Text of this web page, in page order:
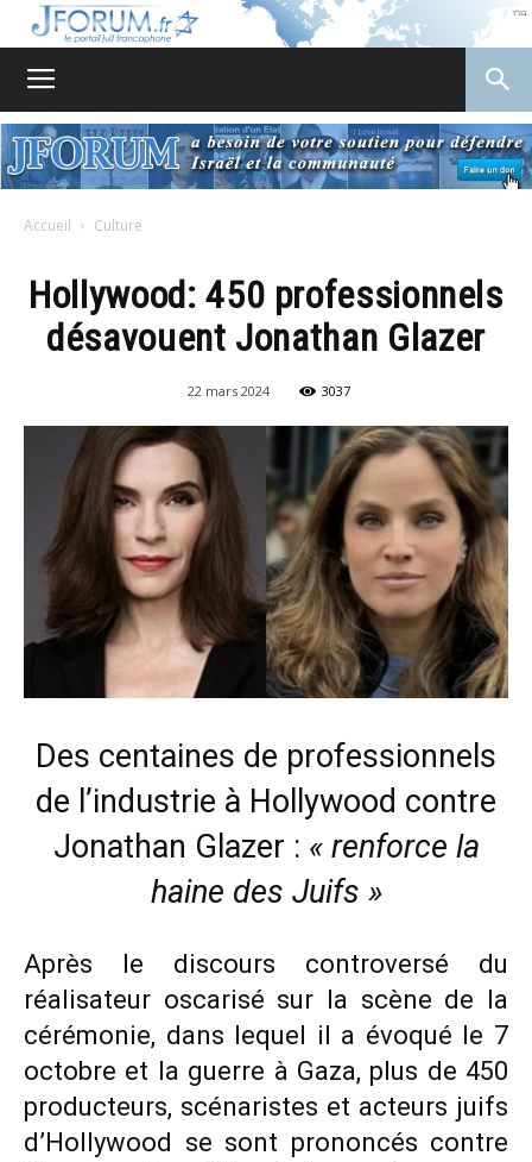
Accueil Culture
Hollywood: 450 professionnels
désavouent Jonathan Glazer
22 mars 2024 3037
Des centaines de professionnels
de l’industrie à Hollywood contre
Jonathan Glazer : « renforce la
haine des Juifs »
Après le discours controversé du
réalisateur oscarisé sur la scène de la
cérémonie, dans lequel il a évoqué le 7
octobre et la guerre à Gaza, plus de 450
producteurs, scénaristes et acteurs juifs
d’Hollywood se sont prononcés contre